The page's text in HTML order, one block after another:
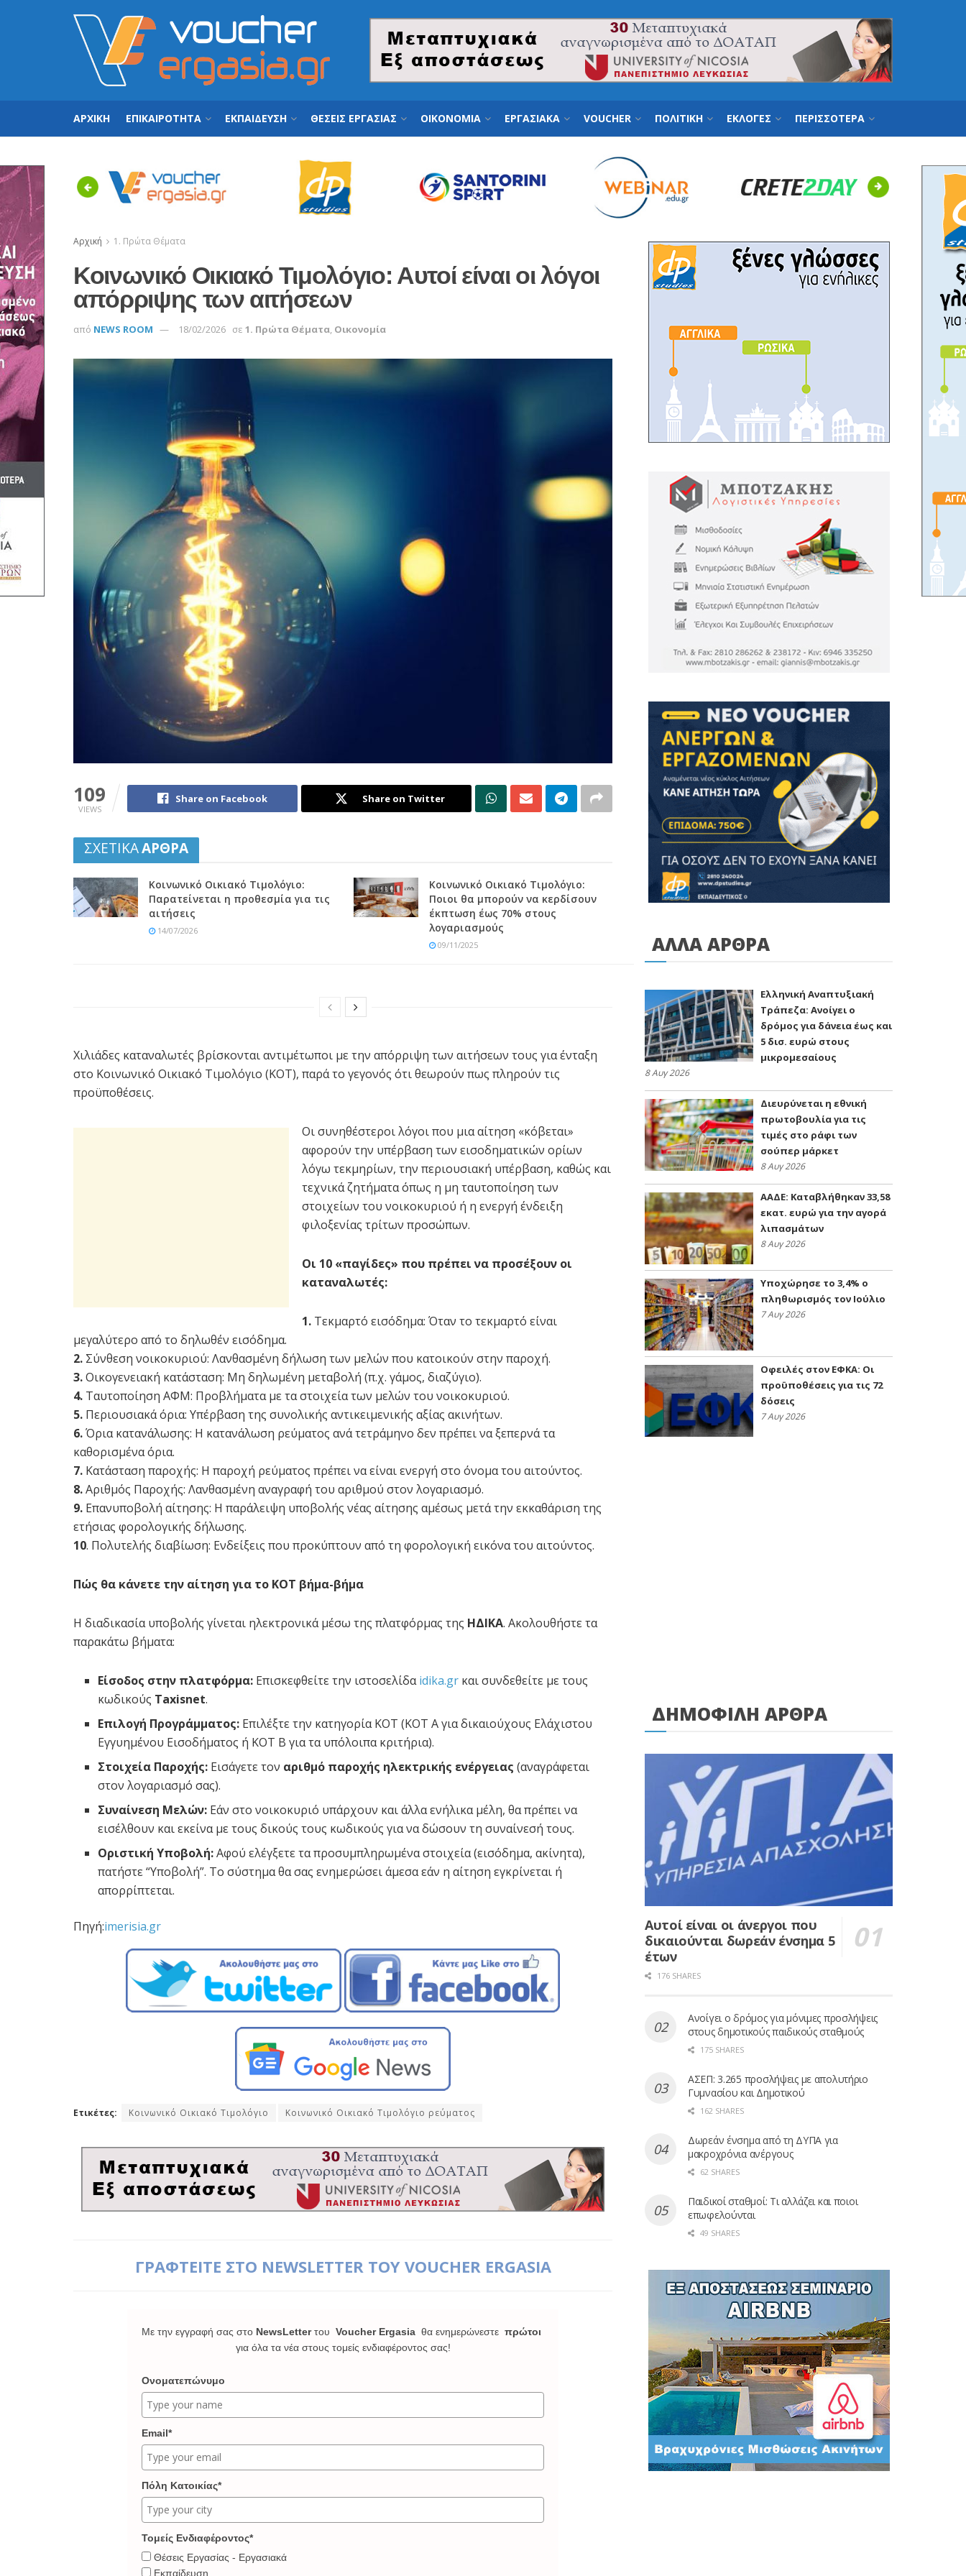
ΑΡΧΙΚΗ ΕΠΙΚΑΙΡΟΤΗΤΑ ΕΚΠΑΙΔΕΥΣΗ ΘΕΣΕΙΣ ΕΡΓΑΣΙΑΣ ΟΙΚΟΝΟΜΙΑ ΕΡΓΑΣΙΑΚΑ VOUCHER ΠΟΛΙΤΙΚΗ ΕΚΛΟΓΕΣ ΠΕΡΙΣΣΟΤΕΡΑ
Previous Next
Αρχική 1. Πρώτα Θέματα
Κοινωνικό Οικιακό Τιμολόγιο: Αυτοί είναι οι λόγοι
απόρριψης των αιτήσεων
από NEWS ROOM 18/02/2026 σε 1. Πρώτα Θέματα, Οικονομία
109
VIEWS
Share on Facebook Share on Twitter
ΣΧΕΤΙΚΑΑΡΘΡΑ
Κοινωνικό Οικιακό Τιμολόγιο:
Παρατείνεται η προθεσμία για τις
αιτήσεις
14/07/2026
Κοινωνικό Οικιακό Τιμολόγιο:
Ποιοι θα μπορούν να κερδίσουν
έκπτωση έως 70% στους
λογαριασμούς
09/11/2025
Χιλιάδες καταναλωτές βρίσκονται αντιμέτωποι με την απόρριψη των αιτήσεων τους για ένταξη
στο Κοινωνικό Οικιακό Τιμολόγιο (ΚΟΤ), παρά το γεγονός ότι θεωρούν πως πληρούν τις
προϋποθέσεις.
Οι συνηθέστεροι λόγοι που μια αίτηση «κόβεται»
αφορούν την υπέρβαση των εισοδηματικών ορίων
λόγω τεκμηρίων, την περιουσιακή υπέρβαση, καθώς και
τεχνικά ζητήματα όπως η μη ταυτοποίηση των
στοιχείων του νοικοκυριού ή η ενεργή ένδειξη
φιλοξενίας τρίτων προσώπων.
Οι 10 «παγίδες» που πρέπει να προσέξουν οι
καταναλωτές:
1. Τεκμαρτό εισόδημα: Όταν το τεκμαρτό είναι
μεγαλύτερο από το δηλωθέν εισόδημα.
2. Σύνθεση νοικοκυριού: Λανθασμένη δήλωση των μελών που κατοικούν στην παροχή.
3.Οικογενειακή κατάσταση: Μη δηλωμένη μεταβολή (π.χ. γάμος, διαζύγιο).
4. Ταυτοποίηση ΑΦΜ: Προβλήματα με τα στοιχεία των μελών του νοικοκυριού.
5. Περιουσιακά όρια: Υπέρβαση της συνολικής αντικειμενικής αξίας ακινήτων.
6.Όρια κατανάλωσης: Η κατανάλωση ρεύματος ανά τετράμηνο δεν πρέπει να ξεπερνά τα
καθορισμένα όρια.
7. Κατάσταση παροχής: Η παροχή ρεύματος πρέπει να είναι ενεργή στο όνομα του αιτούντος.
8.Αριθμός Παροχής: Λανθασμένη αναγραφή του αριθμού στον λογαριασμό.
9. Επανυποβολή αίτησης: Η παράλειψη υποβολής νέας αίτησης αμέσως μετά την εκκαθάριση της
ετήσιας φορολογικής δήλωσης.
10. Πολυτελής διαβίωση: Ενδείξεις που προκύπτουν από τη φορολογική εικόνα του αιτούντος.
Πώς θα κάνετε την αίτηση για το ΚΟΤ βήμα-βήμα
Η διαδικασία υποβολής γίνεται ηλεκτρονικά μέσω της πλατφόρμας της ΗΔΙΚΑ. Ακολουθήστε τα
παρακάτω βήματα:
Είσοδος στην πλατφόρμα: Επισκεφθείτε την ιστοσελίδαidika.gr και συνδεθείτε με τους
κωδικούς Taxisnet.
Επιλογή Προγράμματος: Επιλέξτε την κατηγορία ΚΟΤ (ΚΟΤ Α για δικαιούχους Ελάχιστου
Εγγυημένου Εισοδήματος ή ΚΟΤ Β για τα υπόλοιπα κριτήρια).
Στοιχεία Παροχής: Εισάγετε τον αριθμό παροχής ηλεκτρικής ενέργειας (αναγράφεται
στον λογαριασμό σας).
Συναίνεση Μελών: Εάν στο νοικοκυριό υπάρχουν και άλλα ενήλικα μέλη, θα πρέπει να
εισέλθουν και εκείνα με τους δικούς τους κωδικούς για να δώσουν τη συναίνεσή τους.
Οριστική Υποβολή:Αφού ελέγξετε τα προσυμπληρωμένα στοιχεία (εισόδημα, ακίνητα),
πατήστε “Υποβολή”. Το σύστημα θα σας ενημερώσει άμεσα εάν η αίτηση εγκρίνεται ή
απορρίπτεται.
Πηγή:imerisia.gr
Ετικέτες: Κοινωνικό Οικιακό Τιμολόγιο Κοινωνικό Οικιακό Τιμολόγιο ρεύματος
ΓΡΑΦΤΕΙΤΕ ΣΤΟ NEWSLETTER ΤΟΥ VOUCHER ERGASIA
Με την εγγραφή σας στο NewsLetterτου Voucher Ergasia θα ενημερώνεστε πρώτοι
για όλα τα νέα στους τομείς ενδιαφέροντος σας!
Ονοματεπώνυμο
Email*
Πόλη Κατοικίας*
Τομείς Ενδιαφέροντος*
Θέσεις Εργασίας - Εργασιακά
Εκπαίδευση
ΑΛΛΑ ΑΡΘΡΑ
Ελληνική Αναπτυξιακή
Τράπεζα: Ανοίγει ο
δρόμος για δάνεια έως και
5 δισ. ευρώ στους
μικρομεσαίους
8 Αυγ 2026
Διευρύνεται η εθνική
πρωτοβουλία για τις
τιμές στο ράφι των
σούπερ μάρκετ
8 Αυγ 2026
ΑΑΔΕ: Kαταβλήθηκαν 33,58
εκατ. ευρώ για την αγορά
λιπασμάτων
8 Αυγ 2026
Υποχώρησε το 3,4% ο
πληθωρισμός τον Ιούλιο
7 Αυγ 2026
Οφειλές στον ΕΦΚΑ: Οι
προϋποθέσεις για τις 72
δόσεις
7 Αυγ 2026
ΔΗΜΟΦΙΛΗ ΑΡΘΡΑ
Αυτοί είναι οι άνεργοι που
δικαιούνται δωρεάν ένσημα 5
έτων
176 SHARES
Ανοίγει ο δρόμος για μόνιμες προσλήψεις
στους δημοτικούς παιδικούς σταθμούς
175 SHARES
ΑΣΕΠ: 3.265 προσλήψεις με απολυτήριο
Γυμνασίου και Δημοτικού
162 SHARES
Δωρεάν ένσημα από τη ΔΥΠΑ για
μακροχρόνια ανέργους
62 SHARES
Παιδικοί σταθμοί: Τι αλλάζει και ποιοι
επωφελούνται
49 SHARES